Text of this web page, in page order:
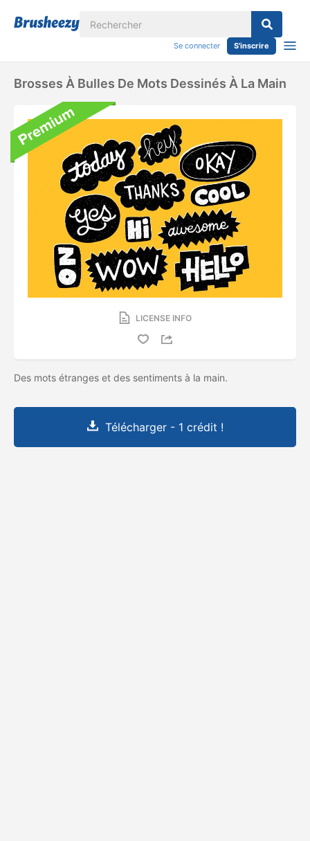
Se connecter S'inscrire
Brosses À Bulles De Mots Dessinés À La Main
LICENSE INFO
Des mots étranges et des sentiments à la main.
Télécharger - 1 crédit !